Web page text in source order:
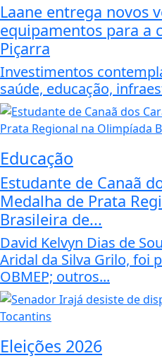
Laane entrega novos
equipamentos para a
Piçarra
Investimentos
saúde, educação,
Educação
Estudante de Canaã
Medalha de Prata
Brasileira de...
David Kelvyn Dias de
Aridal da Silva Grilo, foi
OBMEP; outros...
Eleições 2026